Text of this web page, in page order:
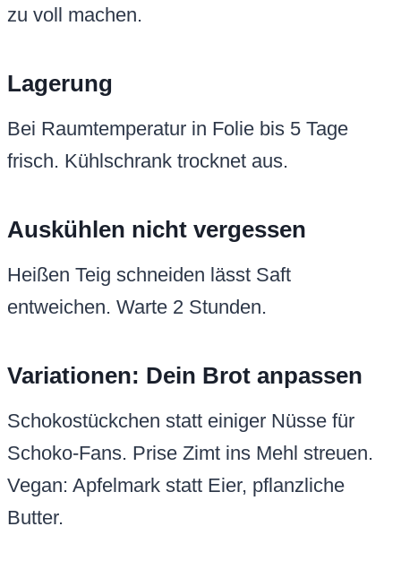
zu voll machen.
Lagerung
Bei Raumtemperatur in Folie bis 5 Tage
frisch. Kühlschrank trocknet aus.
Auskühlen nicht vergessen
Heißen Teig schneiden lässt Saft
entweichen. Warte 2 Stunden.
Variationen: Dein Brot anpassen
Schokostückchen statt einiger Nüsse für
Schoko-Fans. Prise Zimt ins Mehl streuen.
Vegan: Apfelmark statt Eier, pflanzliche
Butter.